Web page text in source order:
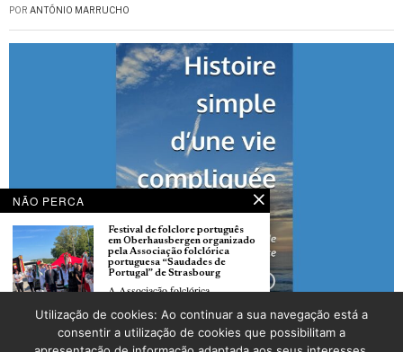
POR ANTÓNIO MARRUCHO
Maria Pinto publica “Histoire simple d’une vie compliquée”, um testemunho entre
França e Portugal sobre sobrevivência, espiritualidade e identidade
_LUSOJORNAL
NÃO PERCA
Festival de folclore português
em Oberhausbergen organizado
pela Associação folclórica
portuguesa “Saudades de
Portugal” de Strasbourg
A Associação folclórica
Festival de folclore de Molsheim
foi organizado pelo grupo
folclórico “Estrela Dourada” de
Utilização de cookies: Ao continuar a sua navegação está a
consentir a utilização de cookies que possibilitam a